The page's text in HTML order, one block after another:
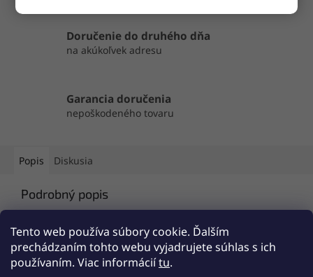
Tento web používa súbory cookie. Ďalším
prechádzaním tohto webu vyjadrujete súhlas s ich
používaním. Viac informáciítu.
Doručenie do druhého dňa
na akúkoľvek adresu
Garancia doručenia
nepoškodeného tovaru
Popis Diskusia
Podrobný popis